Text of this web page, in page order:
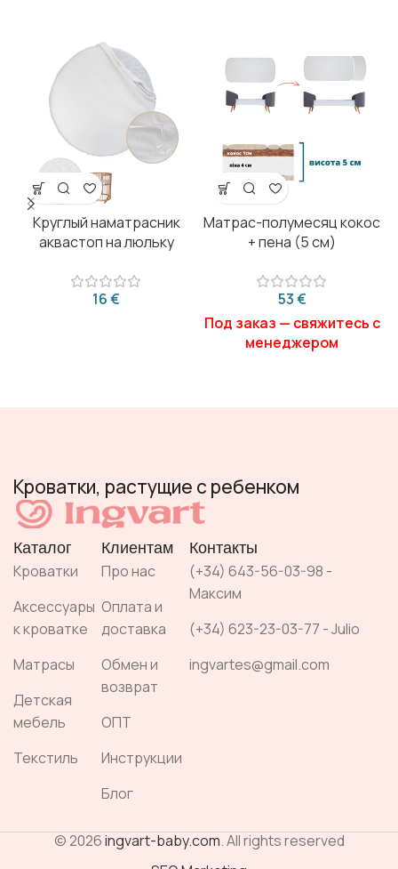
Круглый наматрасник
аквастоп на люльку
€
Матрас-полумесяц кокос
+ пена (5 см)
€
Кроватки, растущие с ребенком
Каталог
Кроватки
Аксессуары
к кроватке
Матрасы
Детская
мебель
Текстиль
Клиентам
Про нас
Оплата и
доставка
Обмен и
возврат
ОПТ
Инструкции
Блог
Контакты
(+34) 643-56-03-98 -
Максим
(+34) 623-23-03-77 - Julio
ingvartes@gmail.com
© 2026ingvart-baby.com. All rights reserved